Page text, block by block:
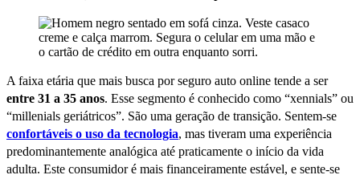
A faixa etária que mais busca por seguro auto online tende a ser
entre 31 a 35 anos. Esse segmento é conhecido como “xennials” ou
“millenials geriátricos”. São uma geração de transição. Sentem-se
confortáveis o uso da tecnologia, mas tiveram uma experiência
predominantemente analógica até praticamente o início da vida
adulta. Este consumidor é mais financeiramente estável, e sente-se